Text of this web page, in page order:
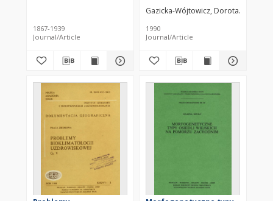
1867-1939
Journal/Article
Gazicka-Wójtowicz, Dorota
1990
Journal/Article